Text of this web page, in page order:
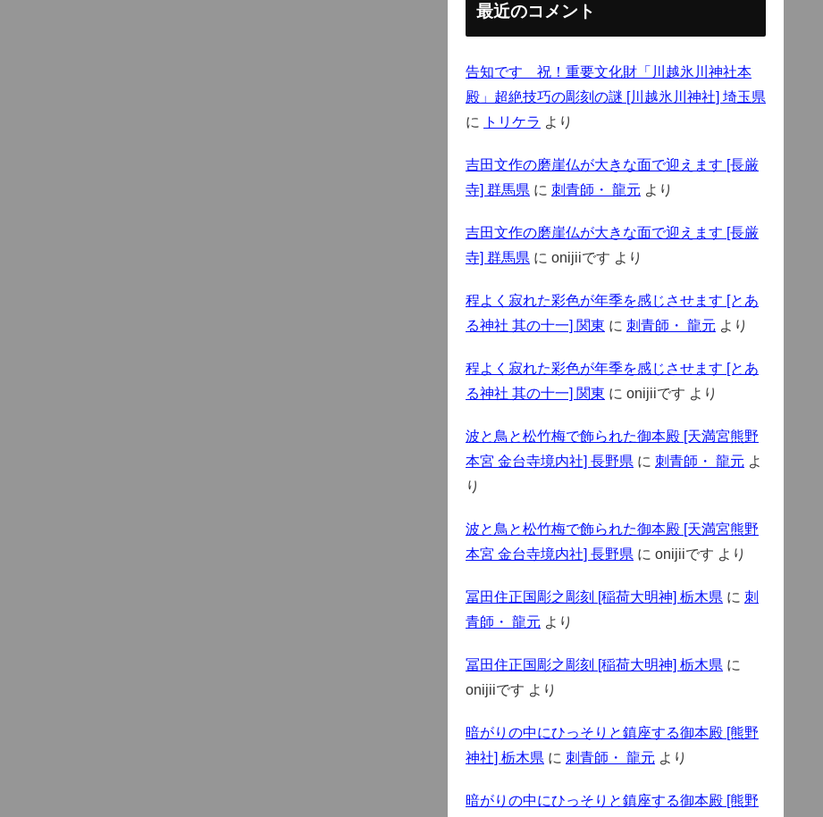
最近のコメント
告知です 祝！重要文化財「川越氷川神社本
殿」超絶技巧の彫刻の謎 [川越氷川神社] 埼玉県
に
トリケラ より
吉田文作の磨崖仏が大きな面で迎えます [長厳
寺] 群馬県 に 刺青師・ 龍元 より
吉田文作の磨崖仏が大きな面で迎えます [長厳
寺] 群馬県 に onijiiです より
程よく寂れた彩色が年季を感じさせます [とあ
る神社 其の十一] 関東 に 刺青師・ 龍元 より
程よく寂れた彩色が年季を感じさせます [とあ
る神社 其の十一] 関東 に onijiiです より
波と鳥と松竹梅で飾られた御本殿 [天満宮熊野
本宮 金台寺境内社] 長野県 に 刺青師・ 龍元 よ
り
波と鳥と松竹梅で飾られた御本殿 [天満宮熊野
本宮 金台寺境内社] 長野県 に onijiiです より
冨田住正国彫之彫刻 [稲荷大明神] 栃木県 に 刺
青師・ 龍元 より
冨田住正国彫之彫刻 [稲荷大明神] 栃木県 に
onijiiです より
暗がりの中にひっそりと鎮座する御本殿 [熊野
神社] 栃木県 に 刺青師・ 龍元 より
暗がりの中にひっそりと鎮座する御本殿 [熊野